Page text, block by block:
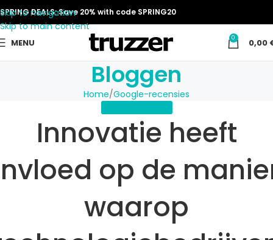
Skip to navigation
Skip to main content
SPRING DEALS: Save 20% with code SPRING20
MENU 0 0,00
Bloggen
Home Google-recensies
Innovatie heeft
op de
waarop